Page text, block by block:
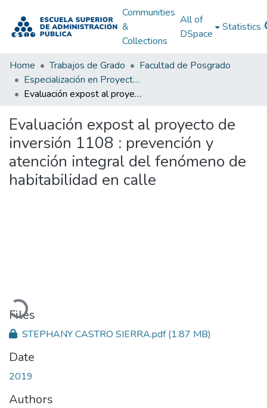
Communities
&
Collections
All of
DSpace
Statistics
Home Trabajos de Grado
Facultad de Posgrado
Especialización en Proyectos de Desarrollo
Evaluación expost al proyecto de inversión 1108 : prevención y atención integral del fenómeno de habitabilidad en calle
Evaluación expost al proyecto de
inversión 1108 : prevención y
atención integral del fenómeno de
habitabilidad en calle
Loading...
Files
STEPHANY CASTRO SIERRA.pdf(1.87 MB)
Date
2019
Authors